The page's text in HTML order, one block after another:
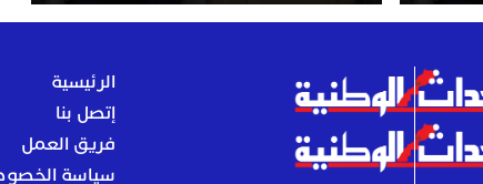
الرئيسية
إتصل بنا
فريق العمل
سياسة